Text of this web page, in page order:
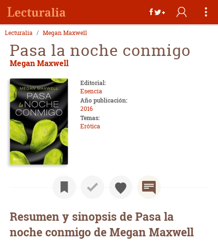
Lecturalia Megan Maxwell
Pasa la noche conmigo
Megan Maxwell
Editorial:
Esencia
Año publicación:
2016
Temas:
Erótica
Resumen y sinopsis de Pasa la
noche conmigo de Megan Maxwell